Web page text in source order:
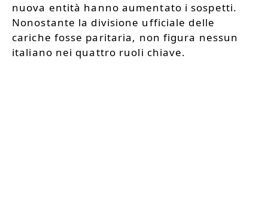
nuova entità hanno aumentato i sospetti.
Nonostante la divisione ufficiale delle
cariche fosse paritaria, non figura nessun
italiano nei quattro ruoli chiave.